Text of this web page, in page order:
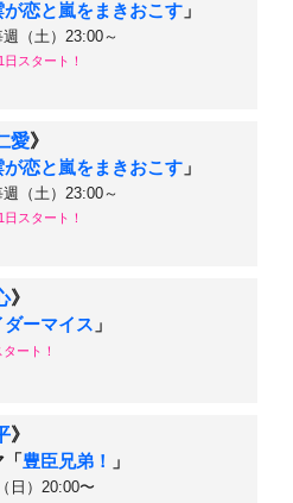
が恋と嵐をまきおこす 」
週（土）23:00～
スタート！
愛》
が恋と嵐をまきおこす 」
週（土）23:00～
スタート！
》
ーマイス 」
ート！
》
豊臣兄弟！ 」
日）20:00〜